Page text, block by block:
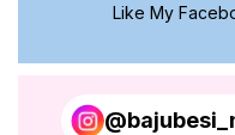
Like My